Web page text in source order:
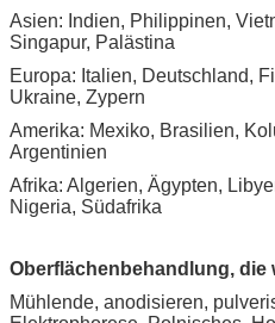
Asien: Indien, Philippinen,
Singapur, Palästina
Europa: Italien, Deutschland,
Ukraine, Zypern
Amerika: Mexiko, Brasilien,
Argentinien
Afrika: Algerien, Ägypten,
Nigeria, Südafrika
Oberflächenbehandlung, die
Mühlende, anodisieren,